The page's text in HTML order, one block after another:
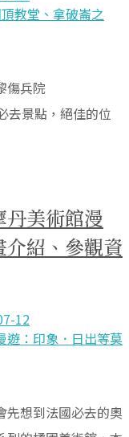
傷兵院
去景點，絕佳的位
丹美術館漫
紹、參觀資
12
先想到法國必去的奧